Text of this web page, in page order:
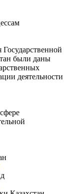
были даны
деятельности